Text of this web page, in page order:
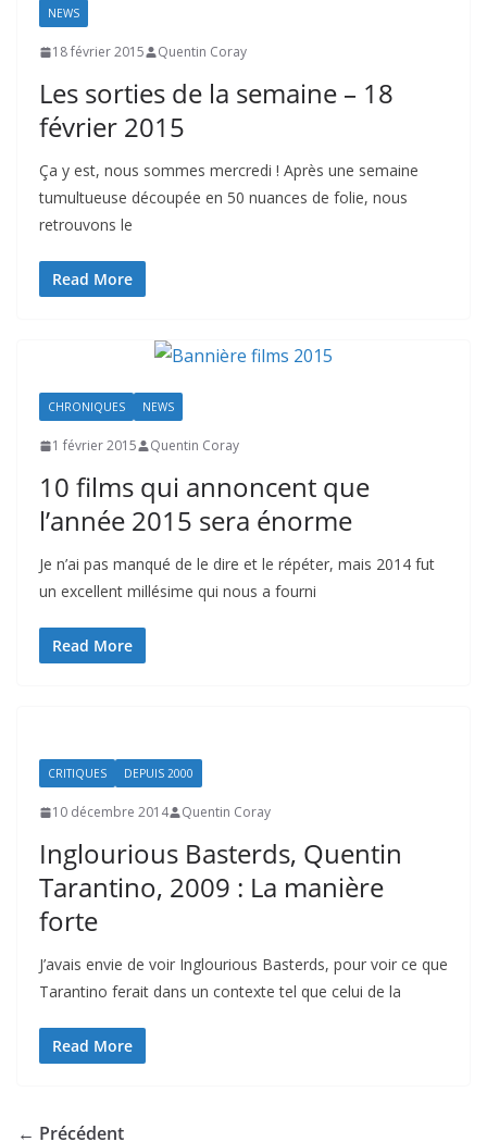
NEWS
18 février 2015 Quentin Coray
Les sorties de la semaine – 18
février 2015
Ça y est, nous sommes mercredi ! Après une semaine
tumultueuse découpée en 50 nuances de folie, nous
retrouvons le
Read More
CHRONIQUES NEWS
1 février 2015 Quentin Coray
10 films qui annoncent que
l’année 2015 sera énorme
Je n’ai pas manqué de le dire et le répéter, mais 2014 fut
un excellent millésime qui nous a fourni
Read More
CRITIQUES DEPUIS 2000
10 décembre 2014 Quentin Coray
Inglourious Basterds, Quentin
Tarantino, 2009 : La manière
forte
J’avais envie de voir Inglourious Basterds, pour voir ce que
Tarantino ferait dans un contexte tel que celui de la
Read More
← Précédent